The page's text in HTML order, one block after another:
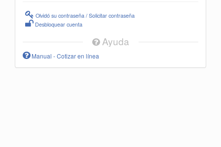
Olvidó su contraseña / Solicitar contraseña
Desbloquear cuenta
Ayuda
Manual - Cotizar en línea